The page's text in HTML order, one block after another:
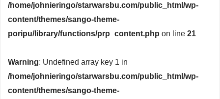
/home/johnieringo/starwarsbu.com/public_html/wp-
content/themes/sango-theme-
poripu/library/functions/prp_content.php on line 21
Warning: Undefined array key 1 in
/home/johnieringo/starwarsbu.com/public_html/wp-
content/themes/sango-theme-